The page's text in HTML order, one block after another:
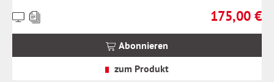
Regulärer
175,00 €
Preise
Abonnieren
zum Produkt